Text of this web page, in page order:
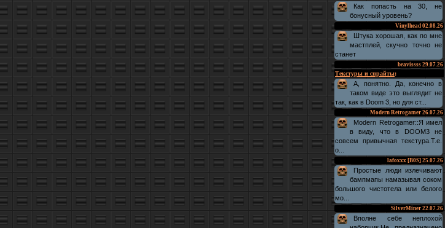
Как попасть на 30, не
бонусный уровень?
Vinylhead 02.08.26
Штука хорошая, как по мне
мастплей, скучно точно не
станет
beavissss 29.07.26
Текстуры и спрайты:
А, понятно. Да, конечно в
таком виде это выглядит не
так, как в Doom 3, но для ст...
Modern Retrogamer 26.07.26
Modern Retrogamer::Я имел
в виду, что в DOOM3 не
совсем привычная текстура.Т.е.
о...
lafoxxx [B0S] 25.07.26
Простые люди излечивают
бампмапы намазывая соком
большого чистотела или белого
мо...
SilverMiner 22.07.26
Вполне себе неплохой